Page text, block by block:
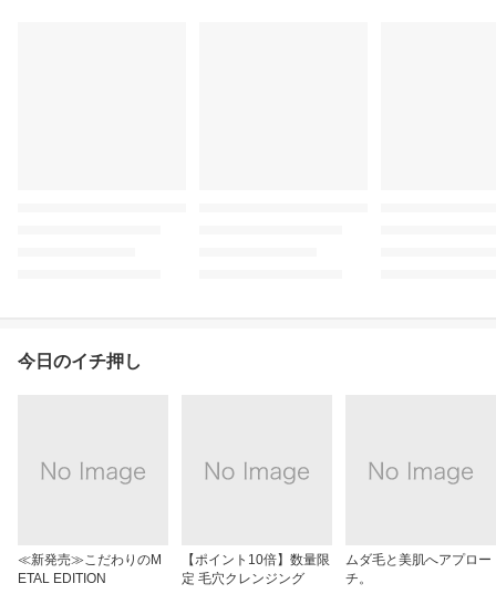
今日のイチ押し
≪新発売≫こだわりのM
ETAL EDITION
【ポイント10倍】数量限
定 毛穴クレンジング
ムダ毛と美肌へアプロー
チ。